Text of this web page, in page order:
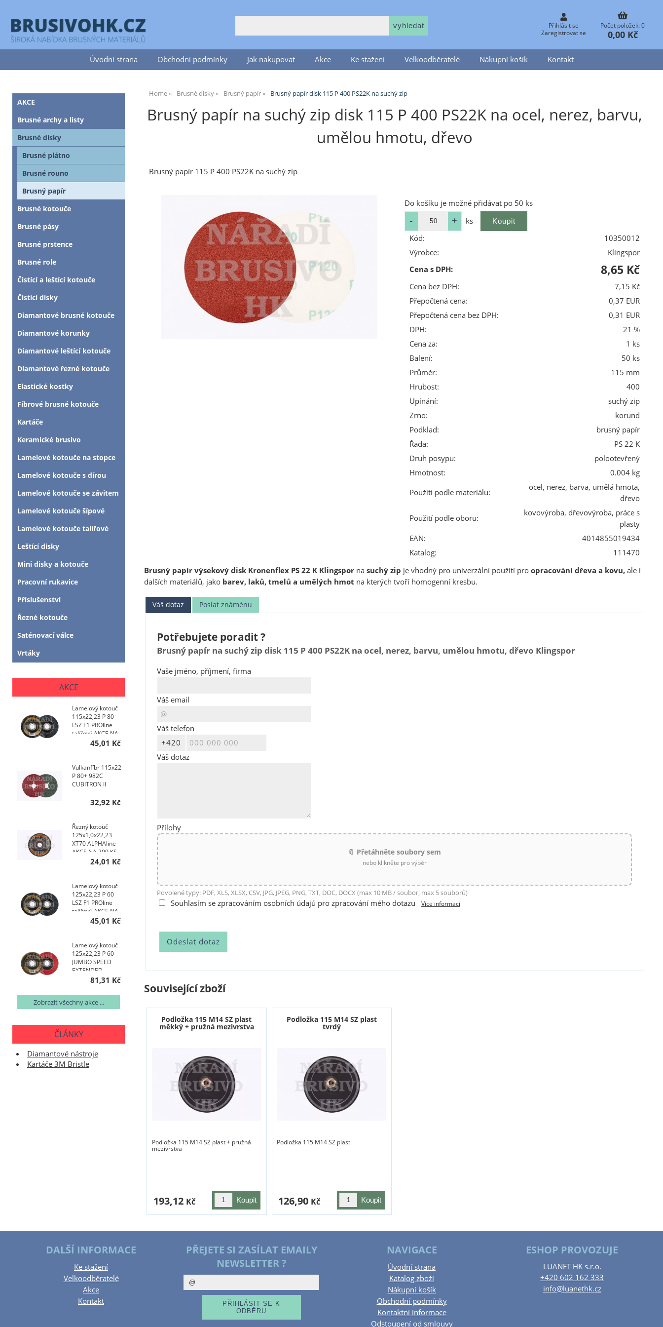
Přihlásit se
Zaregistrovat se
Počet položek: 0
0,00 Kč
Úvodní strana Obchodní podmínky Jak nakupovat Akce Ke stažení Velkoodběratelé Nákupní košík Kontakt
Home Brusné disky Brusný papír Brusný papír disk 115 P 400 PS22K na suchý zip
Brusný papír na suchý zip disk 115 P 400 PS22K na ocel, nerez, barvu,
umělou hmotu, dřevo
Brusný papír 115 P 400 PS22K na suchý zip
Do košíku je možné přidávat po 50 ks
ks
Kód:
10350012
Výrobce:
Klingspor
Cena s DPH:
8,65 Kč
Cena bez DPH:
7,15 Kč
Přepočtená cena:
0,37 EUR
Přepočtená cena bez DPH:
0,31 EUR
DPH:
21 %
Cena za:
1 ks
Balení:
50 ks
Průměr:
115 mm
Hrubost:
400
Upínání:
suchý zip
Zrno:
korund
Podklad:
brusný papír
Řada:
PS 22 K
Druh posypu:
polootevřený
Hmotnost:
0.004 kg
Použití podle materiálu:
ocel, nerez, barva, umělá hmota,
dřevo
Použití podle oboru:
kovovýroba, dřevovýroba, práce s
plasty
EAN:
4014855019434
Katalog:
111470
Brusný papír výsekový disk Kronenflex PS 22 K Klingspor nasuchý zip je vhodný pro univerzální použití proopracování dřeva a kovu,ale i
dalších materiálů, jako barev, laků, tmelů a umělých hmot na kterých tvoří homogenní kresbu.
Váš dotaz Poslat známénu
Potřebujete poradit ?
Brusný papír na suchý zip disk 115 P 400 PS22K na ocel, nerez, barvu, umělou hmotu, dřevo Klingspor
Vaše jméno, příjmení, firma
Váš email
Váš telefon
Váš dotaz
Přílohy
📎 Přetáhněte soubory sem
nebo klikněte pro výběr
Povolené typy: PDF, XLS, XLSX, CSV, JPG, JPEG, PNG, TXT, DOC, DOCX (max 10 MB / soubor, max 5 souborů)
Souhlasím se zpracováním osobních údajů pro zpracování mého dotazu Více informací
Související zboží
Podložka 115 M14 SZ plast
měkký + pružná mezivrstva
Podložka 115 M14 SZ plast + pružná
mezivrstva
193,12 Kč
Podložka 115 M14 SZ plast
tvrdý
Podložka 115 M14 SZ plast
126,90 Kč
AKCE
Brusné archy a listy
Brusné disky
Brusné plátno
Brusné rouno
Brusný papír
Brusné kotouče
Brusné pásy
Brusné prstence
Brusné role
Čistící a leštící kotouče
Čistící disky
Diamantové brusné kotouče
Diamantové korunky
Diamantové leštící kotouče
Diamantové řezné kotouče
Elastické kostky
Fíbrové brusné kotouče
Kartáče
Keramické brusivo
Lamelové kotouče na stopce
Lamelové kotouče s dírou
Lamelové kotouče se závitem
Lamelové kotouče šípové
Lamelové kotouče talířové
Leštící disky
Mini disky a kotouče
Pracovní rukavice
Příslušenství
Řezné kotouče
Saténovací válce
Vrtáky
AKCE
Lamelový kotouč
115x22,23 P 80
LSZ F1 PROline
talířový AKCE NA
200 KS45,01 Kč
Vulkanfíbr 115x22
P 80+ 982C
CUBITRON II
32,92 Kč
Řezný kotouč
125x1,0x22,23
XT70 ALPHAline
AKCE NA 200 KS
24,01 Kč
Lamelový kotouč
125x22,23 P 60
LSZ F1 PROline
talířový AKCE NA
400 KS45,01 Kč
Lamelový kotouč
125x22,23 P 60
JUMBO SPEED
EXTENDED
TOPline talířový
81,31 Kč
Zobrazit všechny akce ...
ČLÁNKY
Diamantové nástroje
Kartáče 3M Bristle
DALŠÍ INFORMACE
Ke stažení
Velkoodběratelé
Akce
Kontakt
PŘEJETE SI ZASÍLAT EMAILY
NEWSLETTER ?
NAVIGACE
Úvodní strana
Katalog zboží
Nákupní košík
Obchodní podmínky
Kontaktní informace
Odstoupení od smlouvy
ESHOP PROVOZUJE
LUANET HK s.r.o.
+420 602 162 333
info@luanethk.cz